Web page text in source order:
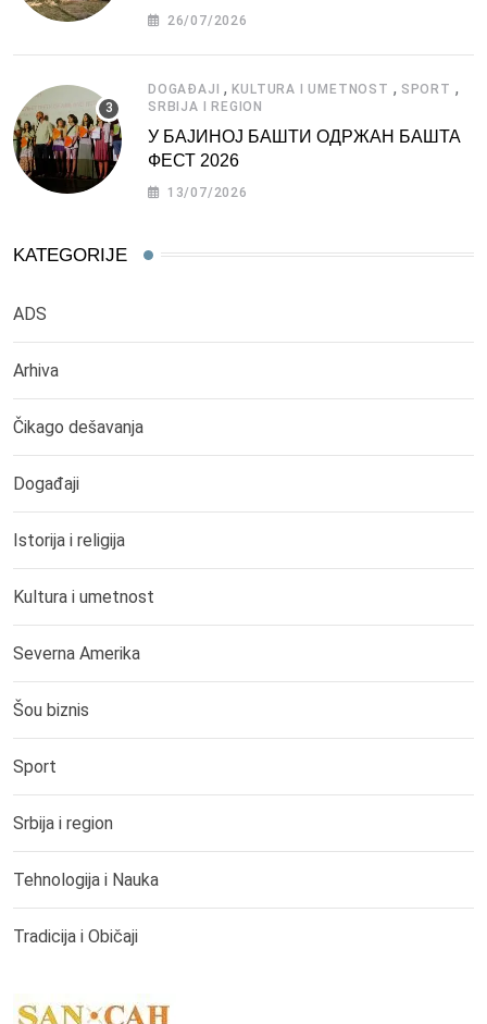
СРБИЈЕ
26/07/2026
DOGAĐAJI ,KULTURA I UMETNOST , SPORT ,
SRBIJA I REGION
У БАЈИНОЈ БАШТИ ОДРЖАН БАШТА
ФЕСТ 2026
13/07/2026
KATEGORIJE
ADS
Arhiva
Čikago dešavanja
Događaji
Istorija i religija
Kultura i umetnost
Severna Amerika
Šou biznis
Sport
Srbija i region
Tehnologija i Nauka
Tradicija i Običaji